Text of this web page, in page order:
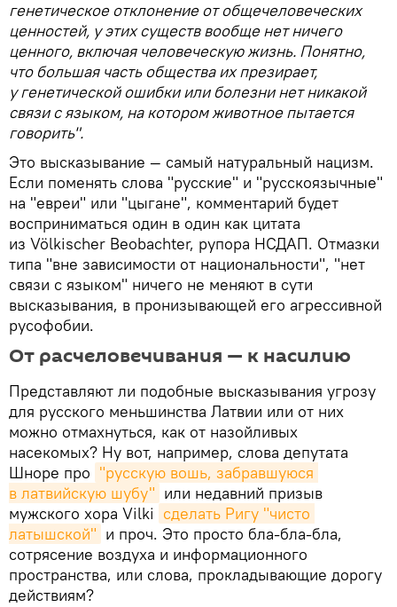
генетическое отклонение от общечеловеческих
ценностей, у этих существ вообще нет ничего
ценного, включая человеческую жизнь. Понятно,
что большая часть общества их презирает,
у генетической ошибки или болезни нет никакой
связи с языком, на котором животное пытается
говорить".
Это высказывание — самый натуральный нацизм.
Если поменять слова "русские" и "русскоязычные"
на "евреи" или "цыгане", комментарий будет
восприниматься один в один как цитата
из Völkischer Beobachter, рупора НСДАП. Отмазки
типа "вне зависимости от национальности", "нет
связи с языком" ничего не меняют в сути
высказывания, в пронизывающей его агрессивной
русофобии.
От расчеловечивания — к насилию
Представляют ли подобные высказывания угрозу
для русского меньшинства Латвии или от них
можно отмахнуться, как от назойливых
насекомых? Ну вот, например, слова депутата
Шноре про "русскую вошь, забравшуюся
в латвийскую шубу" или недавний призыв
мужского хора Vilki сделать Ригу "чисто
латышской" и проч. Это просто бла-бла-бла,
сотрясение воздуха и информационного
пространства, или слова, прокладывающие дорогу
действиям?